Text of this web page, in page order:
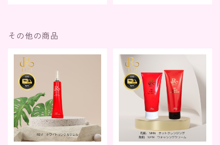
その他の商品